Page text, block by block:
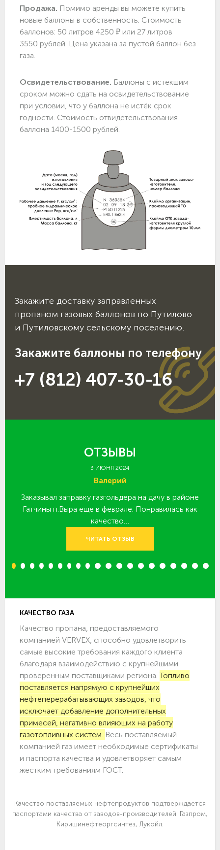
Продажа. Помимо аренды вы можете купить
новые баллоны в собственность. Стоимость
баллонов: 50 литров 4250 ₽ или 27 литров
3550 рублей. Цена указана за пустой баллон без
газа.
Освидетельствование. Баллоны с истекшим
сроком можно сдать на освидетельствование
при условии, что у баллона не истёк срок
годности. Стоимость отвидетельствования
баллона 1400-1500 рублей.
Закажите доставку заправленных
пропаном газовых баллонов по Путилово
и Путиловскому сельскому поселению.
Закажите баллоны по телефону
+7 (812) 407-30-16
ОТЗЫВЫ
3 ИЮНЯ 2024
Валерий
Заказывал заправку газгольдера на дачу в районе
Гатчины п.Выра еще в феврале. Понравилась как
качество…
ЧИТАТЬ ОТЗЫВ
1 2 3 4 5 6 7 8 9 10 11 12 13 14 15 16 17 18 19 20
КАЧЕСТВО ГАЗА
Качество пропана, предоставляемого
компанией VERVEX, способно удовлетворить
самые высокие требования каждого клиента
благодаря взаимодействию с крупнейшими
проверенным поставщиками региона.Топливо
поставляется напрямую с крупнейших
нефтеперерабатывающих заводов, что
исключает добавление дополнительных
примесей, негативно влияющих на работу
газотопливных систем. Весь поставляемый
компанией газ имеет необходимые сертификаты
и паспорта качества и удовлетворяет самым
жестким требованиям ГОСТ.
Качество поставляемых нефтепродуктов подтверждается
паспортами качества от заводов-производителей: Газпром,
Киришинефтеоргсинтез, Лукойл.